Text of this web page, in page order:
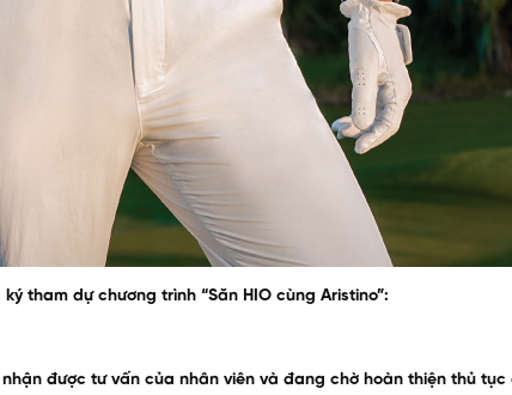
tham dự chương trình “Săn HIO cùng Aristino”:
được tư vấn của nhân viên và đang chờ hoàn thiện thủ